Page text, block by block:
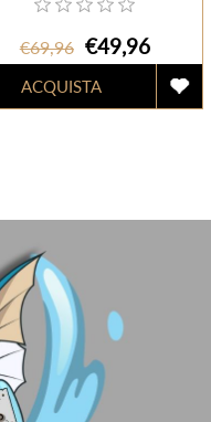
€69,96 €49,96